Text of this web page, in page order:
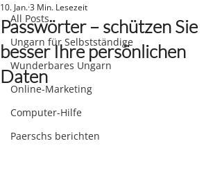
All Posts
Ungarn für Selbstständige
Wunderbares Ungarn
Online-Marketing
Computer-Hilfe
Paerschs berichten
Passwörter – schützen Sie
besser Ihre persönlichen
Daten
10. Jan.3 Min. Lesezeit